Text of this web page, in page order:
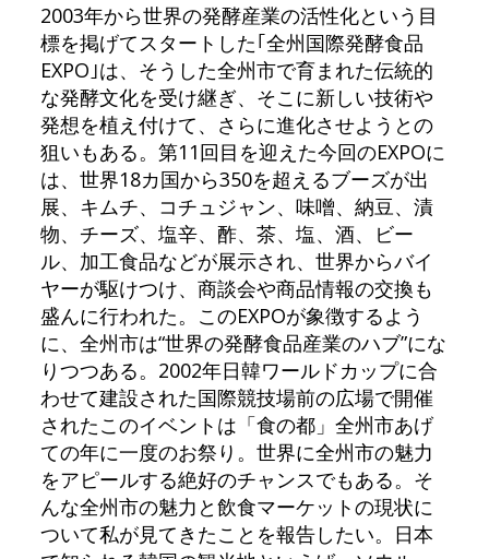
2003年から世界の発酵産業の活性化という目
標を掲げてスタートした｢全州国際発酵食品
EXPO｣は、そうした全州市で育まれた伝統的
な発酵文化を受け継ぎ、そこに新しい技術や
発想を植え付けて、さらに進化させようとの
狙いもある。第11回目を迎えた今回のEXPOに
は、世界18カ国から350を超えるブーズが出
展、キムチ、コチュジャン、味噌、納豆、漬
物、チーズ、塩辛、酢、茶、塩、酒、ビー
ル、加工食品などが展示され、世界からバイ
ヤーが駆けつけ、商談会や商品情報の交換も
盛んに行われた。このEXPOが象徴するよう
に、全州市は“世界の発酵食品産業のハブ”にな
りつつある。2002年日韓ワールドカップに合
わせて建設された国際競技場前の広場で開催
されたこのイベントは「食の都」全州市あげ
ての年に一度のお祭り。世界に全州市の魅力
をアピールする絶好のチャンスでもある。そ
んな全州市の魅力と飲食マーケットの現状に
ついて私が見てきたことを報告したい。日本